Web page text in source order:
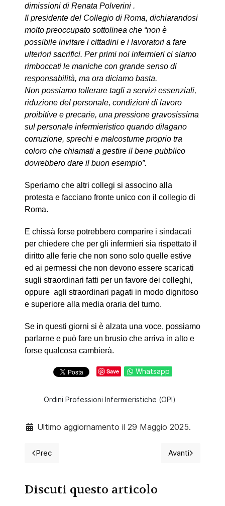
dimissioni di Renata Polverini .
Il presidente del Collegio di Roma, dichiarandosi
molto preoccupato sottolinea che “non è
possibile invitare i cittadini e i lavoratori a fare
ulteriori sacrifici. Per primi noi infermieri ci siamo
rimboccati le maniche con grande senso di
responsabilità, ma ora diciamo basta.
Non possiamo tollerare tagli a servizi essenziali,
riduzione del personale, condizioni di lavoro
proibitive e precarie, una pressione gravosissima
sul personale infermieristico quando dilagano
corruzione, sprechi e malcostume proprio tra
coloro che chiamati a gestire il bene pubblico
dovrebbero dare il buon esempio”.
Speriamo che altri collegi si associno alla
protesta e facciano fronte unico con il collegio di
Roma.
E chissà forse potrebbero comparire i sindacati
per chiedere che per gli infermieri sia rispettato il
diritto alle ferie che non sono solo quelle estive
ed ai permessi che non devono essere scaricati
sugli straordinari fatti per un favore dei colleghi,
oppure agli straordinari pagati in modo dignitoso
e superiore alla media oraria del turno.
Se in questi giorni si è alzata una voce, possiamo
parlarne e può fare un brusio che arriva in alto e
forse qualcosa cambierà.
Save Whatsapp
Ordini Professioni Infermieristiche (OPI)
Ultimo aggiornamento il 29 Maggio 2025.
Articolo precedente: L'IPASVI contro il decreto
Prec Articolo
Avanti
Discuti questo articolo